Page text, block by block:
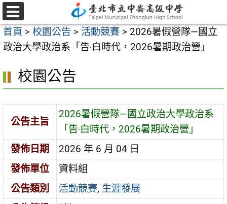
跳
至
主
要
容
選
單
首頁 > 校園公告 > 活動競賽 > 2026暑假營隊—國立
政治大學政治系「告‧白時代，2026暑期政治營」
校園公告
公告主旨
2026暑假營隊—國立政治大學政治系
「告‧白時代，2026暑期政治營」
發佈日期
2026 年 6 月 04 日
發佈單位
資料組
公告類別
活動競賽, 生涯發展